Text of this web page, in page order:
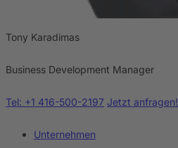
Tony Karadimas
Business Development Manager
Tel: +1 416-500-2197 Jetzt anfragen!
Unternehmen